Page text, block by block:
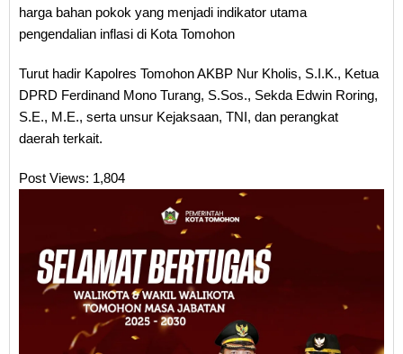
harga bahan pokok yang menjadi indikator utama
pengendalian inflasi di Kota Tomohon
Turut hadir Kapolres Tomohon AKBP Nur Kholis, S.I.K., Ketua
DPRD Ferdinand Mono Turang, S.Sos., Sekda Edwin Roring,
S.E., M.E., serta unsur Kejaksaan, TNI, dan perangkat
daerah terkait.
Post Views: 1,804